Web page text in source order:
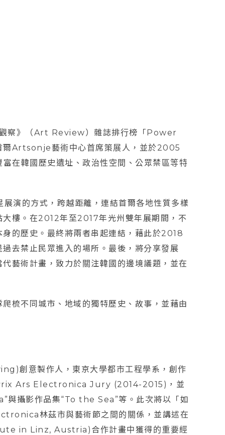
察》（Art Review）雜誌排行榜「Power
Artsonje藝術中心首席策展人，並於2005
在韓國歷史遺址、政治性空間、公眾禁區等特
的方式，跨越距離，連結首爾各地性質多樣
樓。在2012年至2017年光州雙年展期間，不
的歷史。最終將兩者串起連結，藉此於2018
去禁止民眾進入的場所。最後，將分享發展
藝術計畫，致力於關注韓國的邊境議題，並在
梳不同城市、地域的獨特歷史、故事，並藉由
意製作人，東京大學都市工程學系，創作
Prix Ars Electronica Jury (2014-2015)，並
攝影作品集“To the Sea”等。此次將以「如
林茲市與藝術節之間的關係，並講述在
in Linz, Austria)合作計畫中獲得的重要經